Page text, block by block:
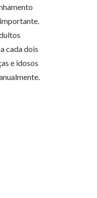
cada dois
e idosos